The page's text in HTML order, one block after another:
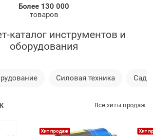
Более 130 000
товаров
каталог инструментов и
оборудования
Силовая техника
Все хиты продаж
Хит продаж Хит